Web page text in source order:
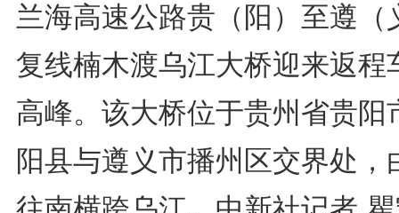
兰海高速公路贵（阳）至遵（
复线楠木渡乌江大桥迎来返程
高峰。该大桥位于贵州省贵阳
阳县与遵义市播州区交界处，